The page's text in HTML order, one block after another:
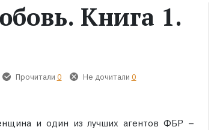
Книга 1.
Прочитали 0 Не дочитали 0
и один из лучших агентов ФБР –